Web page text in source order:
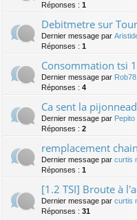
Réponses : 1
Debitmetre sur
Dernier message par
Réponses : 1
Consommation tsi
Dernier message par Rob78
Réponses : 4
Ca sent la
Dernier message par Pepito
Réponses : 2
remplacement
Dernier message par curtis
Réponses : 1
[1.2 TSI] Broute à
Dernier message par curtis
Réponses : 31